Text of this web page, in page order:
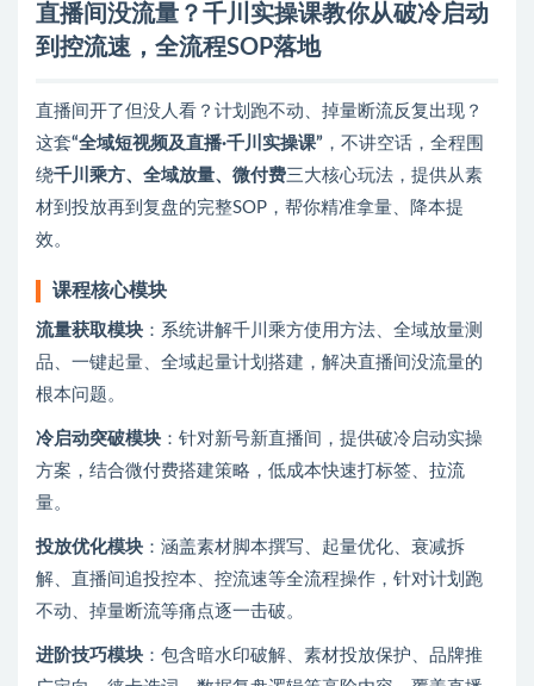
直播间没流量？千川实操课教你从破冷启动
到控流速，全流程SOP落地
直播间开了但没人看？计划跑不动、掉量断流反复出现？
这套“全域短视频及直播·千川实操课” ，不讲空话，全程围
绕千川乘方、全域放量、微付费三大核心玩法，提供从素
材到投放再到复盘的完整SOP，帮你精准拿量、降本提
效。
课程核心模块
流量获取模块 ：系统讲解千川乘方使用方法、全域放量测
品、一键起量、全域起量计划搭建，解决直播间没流量的
根本问题。
冷启动突破模块 ：针对新号新直播间，提供破冷启动实操
方案，结合微付费搭建策略，低成本快速打标签、拉流
量。
投放优化模块 ：涵盖素材脚本撰写、起量优化、衰减拆
解、直播间追投控本、控流速等全流程操作，针对计划跑
不动、掉量断流等痛点逐一击破。
进阶技巧模块 ：包含暗水印破解、素材投放保护、品牌推